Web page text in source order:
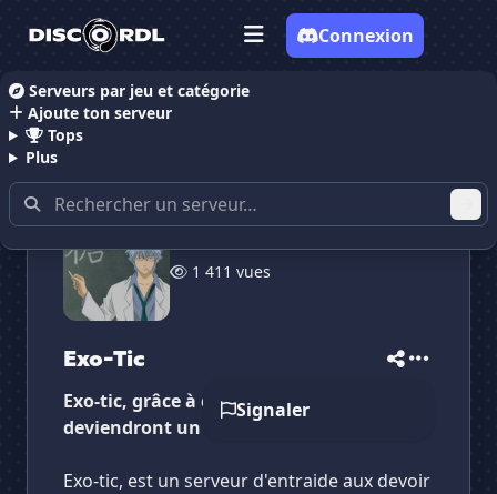
Serveurs par jeu et catégorie
Ajoute ton serveur
Tops
Plus
Connexion
Accueil Serveurs Discord Education
1 411 vues
Exo-Tic
Signaler
Exo-tic, grâce à ce serveur, tes devoirs
deviendront un tic!
Exo-tic, est un serveur d'entraide aux devoir
Vote pour
Es-tu sûr de vouloir supprimer ton avis de ce
serveur ?
Supprimer